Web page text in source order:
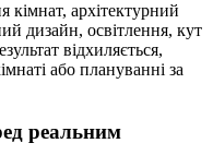
кімнат, архітектурний
дизайн, освітлення, кут
відхиляється,
або плануванні за
реальним